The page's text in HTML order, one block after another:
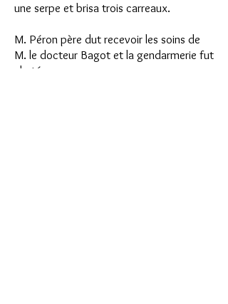
une serpe et brisa trois carreaux.
M. Péron père dut recevoir les soins de
M. le docteur Bagot et la gendarmerie fut
alertée.